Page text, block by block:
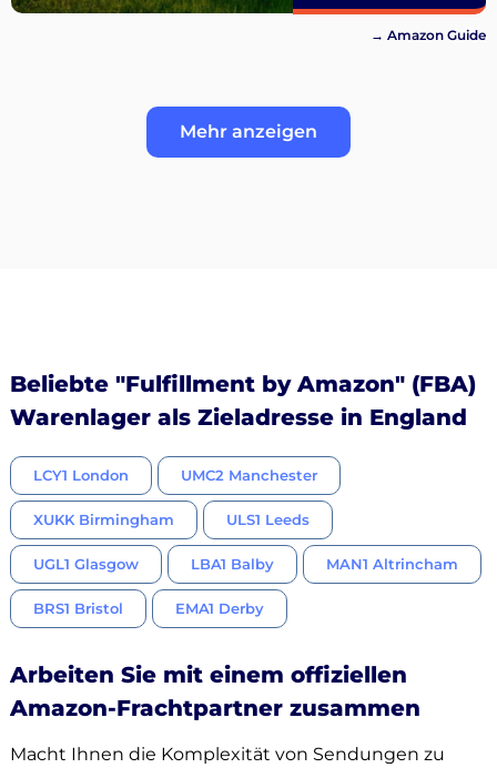
→ Amazon Guide
Mehr anzeigen
Beliebte "Fulfillment by Amazon" (FBA)
Warenlager als Zieladresse in England
LCY1 London UMC2 Manchester
XUKK Birmingham ULS1 Leeds
UGL1 Glasgow LBA1 Balby MAN1 Altrincham
BRS1 Bristol EMA1 Derby
Arbeiten Sie mit einem offiziellen
Amazon-Frachtpartner zusammen
Macht Ihnen die Komplexität von Sendungen zu